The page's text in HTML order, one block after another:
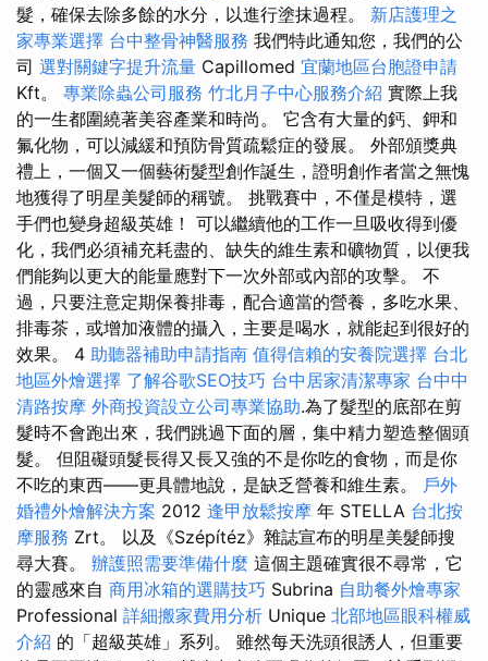
髮，確保去除多餘的水分，以進行塗抹過程。 新店護理之
家專業選擇 台中整骨神醫服務 我們特此通知您，我們的公
司 選對關鍵字提升流量 Capillomed 宜蘭地區台胞證申請
Kft。 專業除蟲公司服務 竹北月子中心服務介紹 實際上我
的一生都圍繞著美容產業和時尚。 它含有大量的鈣、鉀和
氟化物，可以減緩和預防骨質疏鬆症的發展。 外部頒獎典
禮上，一個又一個藝術髮型創作誕生，證明創作者當之無愧
地獲得了明星美髮師的稱號。 挑戰賽中，不僅是模特，選
手們也變身超級英雄！ 可以繼續他的工作一旦吸收得到優
化，我們必須補充耗盡的、缺失的維生素和礦物質，以便我
們能夠以更大的能量應對下一次外部或內部的攻擊。 不
過，只要注意定期保養排毒，配合適當的營養，多吃水果、
排毒茶，或增加液體的攝入，主要是喝水，就能起到很好的
效果。 4 助聽器補助申請指南 值得信賴的安養院選擇 台北
地區外燴選擇 了解谷歌SEO技巧 台中居家清潔專家 台中中
清路按摩 外商投資設立公司專業協助.為了髮型的底部在剪
髮時不會跑出來，我們跳過下面的層，集中精力塑造整個頭
髮。 但阻礙頭髮長得又長又強的不是你吃的食物，而是你
不吃的東西——更具體地說，是缺乏營養和維生素。 戶外
婚禮外燴解決方案 2012 逢甲放鬆按摩 年 STELLA 台北按
摩服務 Zrt。 以及《Szépítéz》雜誌宣布的明星美髮師搜
尋大賽。 辦護照需要準備什麼 這個主題確實很不尋常，它
的靈感來自 商用冰箱的選購技巧 Subrina 自助餐外燴專家
Professional 詳細搬家費用分析 Unique 北部地區眼科權威
介紹 的「超級英雄」系列。 雖然每天洗頭很誘人，但重要